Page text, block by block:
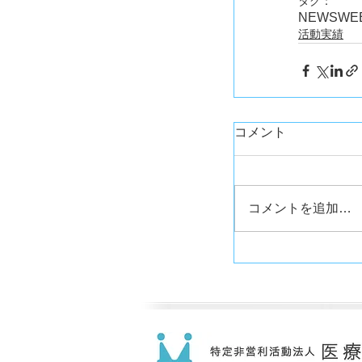
NEWS
活動実績
コメント
コメントを追加…